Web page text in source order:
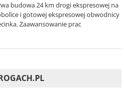
budowa 24 km drogi ekspresowej na
i gotowej ekspresowej obwodnicy
Zaawansowanie prac